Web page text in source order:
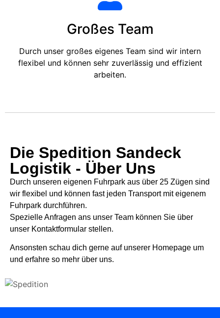
Großes Team
Durch unser großes eigenes Team sind wir intern
flexibel und können sehr zuverlässig und effizient
arbeiten.
Die Spedition Sandeck
Logistik - Über Uns
Durch unseren eigenen Fuhrpark aus über 25 Zügen sind
wir flexibel und können fast jeden Transport mit eigenem
Fuhrpark durchführen.
Spezielle Anfragen ans unser Team können Sie über
unser Kontaktformular stellen.
Ansonsten schau dich gerne auf unserer Homepage um
und erfahre so mehr über uns.